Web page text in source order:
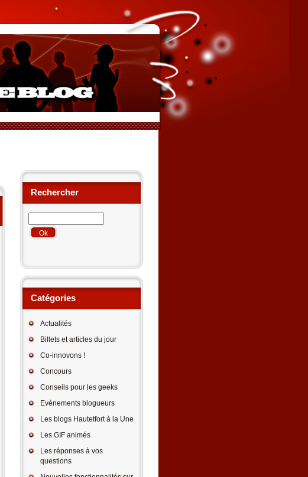
Rechercher
Catégories
Actualités
Billets et articles du jour
Co-innovons !
Concours
Conseils pour les geeks
Evènements blogueurs
Les blogs Hautetfort à la Une
Les GIF animés
Les réponses à vos
questions